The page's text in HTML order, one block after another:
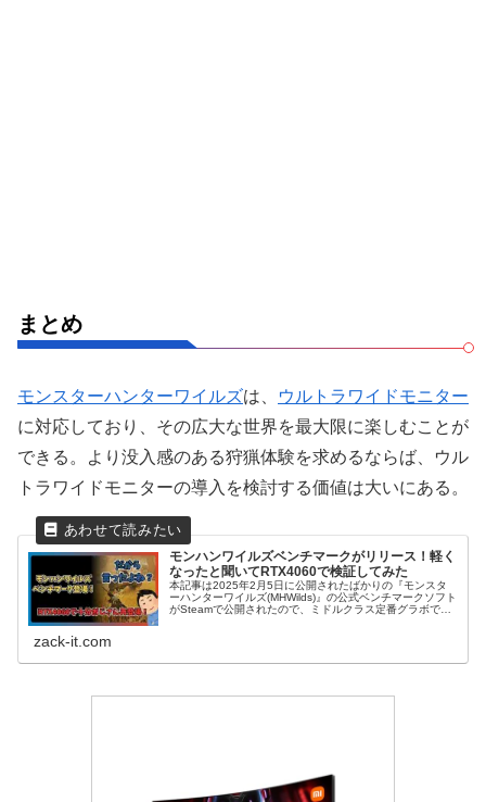
まとめ
モンスターハンターワイルズは、
ウルトラワイドモニター
に対応しており、その広大な世界を最大限に楽しむことが
できる。より没入感のある狩猟体験を求めるならば、ウル
トラワイドモニターの導入を検討する価値は大いにある。
モンハンワイルズベンチマークがリリース！軽く
なったと聞いてRTX4060で検証してみた
本記事は2025年2月5日に公開されたばかりの『モンスタ
ーハンターワイルズ(MHWilds)』の公式ベンチマークソフト
がSteamで公開されたので、ミドルクラス定番グラボであ
zack-it.com